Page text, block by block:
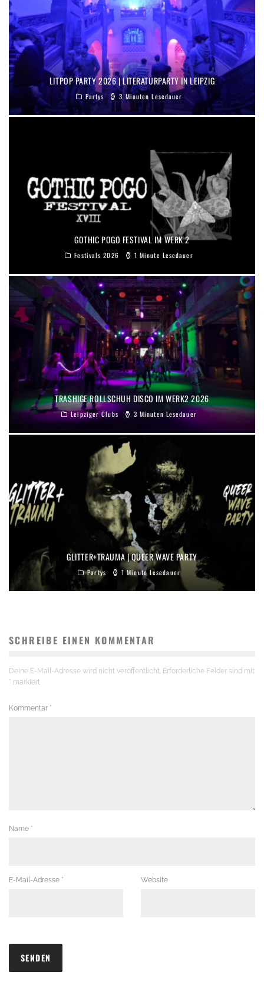
LITPOP PARTY 2026 | LITERATURPARTY IN LEIPZIG
Partys 3 Minuten Lesedauer
GOTHIC POGO FESTIVAL IM WERK 2
Festivals 2026 1 Minute Lesedauer
TRASHIGE ROLLSCHUH DISCO IM WERK2 2026
Leipziger Clubs 3 Minuten Lesedauer
GLITTER+TRAUMA | QUEER WAVE PARTY
Partys 1 Minute Lesedauer
SCHREIBE EINEN KOMMENTAR
Deine E-Mail-Adresse wird nicht veröffentlicht. Erforderliche Felder sind mit
* markiert
Kommentar *
Name *
E-Mail-Adresse * Website